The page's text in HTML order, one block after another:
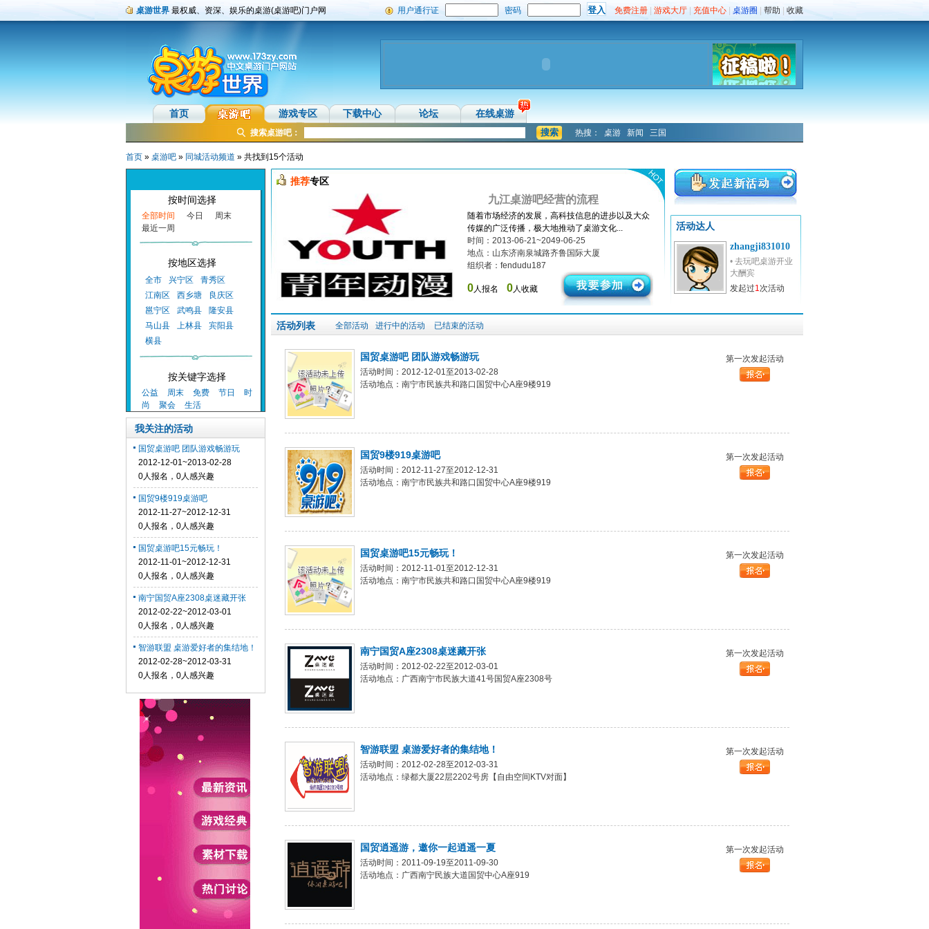
桌游世界 最权威、资深、娱乐的桌游(桌游吧)门户网 用户通行证 密码 免费注册 游戏大厅 充值中心 桌游圈 帮助 收藏
首页 游戏专区 下载中心 论坛 在线桌游
搜索桌游吧： 热搜： 桌游 新闻 三国
首页 » 桌游吧 » 同城活动频道 » 共找到15个活动
按时间选择
全部时间 今日
周末
最近一周
按地区选择
全市 兴宁区
青秀区
江南区
西乡塘
良庆区
邕宁区
武鸣县
隆安县
马山县
上林县
宾阳县
横县
按关键字选择
公益 周末 免费 节日
时
尚
聚会 生活
我关注的活动
国贸桌游吧 团队游戏畅游玩
2012-12-01~2013-02-28
0人报名，0人感兴趣
国贸9楼919桌游吧
2012-11-27~2012-12-31
0人报名，0人感兴趣
国贸桌游吧15元畅玩！
2012-11-01~2012-12-31
0人报名，0人感兴趣
南宁国贸A座2308桌迷藏开张
2012-02-22~2012-03-01
0人报名，0人感兴趣
智游联盟 桌游爱好者的集结地！
2012-02-28~2012-03-31
0人报名，0人感兴趣
推荐专区
九江桌游吧经营的流程
随着市场经济的发展，高科技信息的进步以及大众
传媒的广泛传播，极大地推动了桌游文化...
时间：2013-06-21~2049-06-25
地点：山东济南泉城路齐鲁国际大厦
组织者：fendudu187
0人报名 0人收藏
活动达人
zhangji831010
• 去玩吧桌游开业
大酬宾
发起过1次活动
活动列表 全部活动 进行中的活动 已结束的活动
国贸桌游吧 团队游戏畅游玩
活动时间：2012-12-01至2013-02-28
活动地点：南宁市民族共和路口国贸中心A座9楼919
第一次发起活动
国贸9楼919桌游吧
活动时间：2012-11-27至2012-12-31
活动地点：南宁市民族共和路口国贸中心A座9楼919
第一次发起活动
国贸桌游吧15元畅玩！
活动时间：2012-11-01至2012-12-31
活动地点：南宁市民族共和路口国贸中心A座9楼919
第一次发起活动
南宁国贸A座2308桌迷藏开张
活动时间：2012-02-22至2012-03-01
活动地点：广西南宁市民族大道41号国贸A座2308号
第一次发起活动
智游联盟 桌游爱好者的集结地！
活动时间：2012-02-28至2012-03-31
活动地点：绿都大厦22层2202号房【自由空间KTV对面】
第一次发起活动
国贸逍遥游，邀你一起逍遥一夏
活动时间：2011-09-19至2011-09-30
活动地点：广西南宁民族大道国贸中心A座919
第一次发起活动